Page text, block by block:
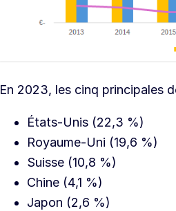
En 2023, les cinq principales
États-Unis (22,3 %)
Royaume-Uni (19,6 %)
Suisse (10,8 %)
Chine (4,1 %)
Japon (2,6 %)